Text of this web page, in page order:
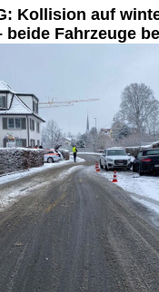
Kollision auf
beide Fahrzeuge